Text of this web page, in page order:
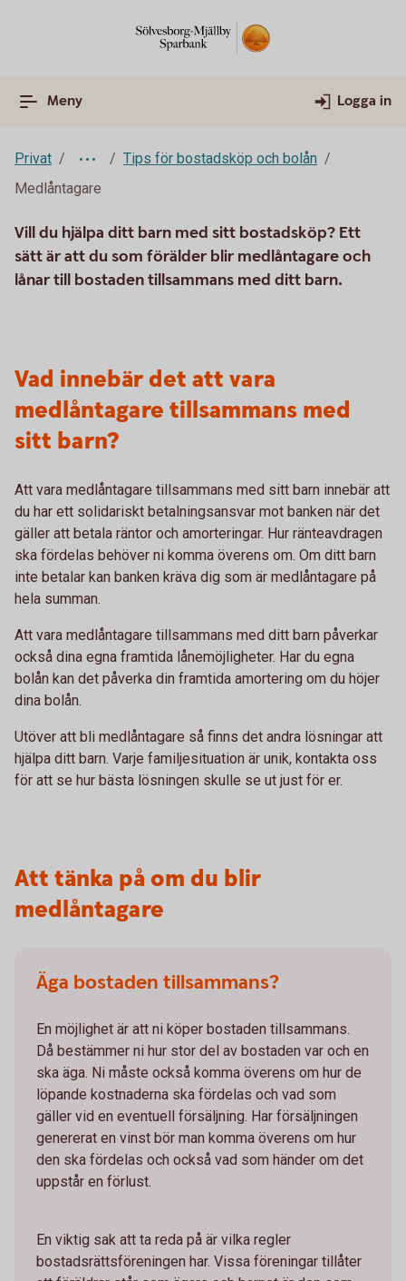
Meny Logga in
Privat
Tips för bostadsköp och bolån
Medlåntagare
Vill du hjälpa ditt barn med sitt bostadsköp? Ett
sätt är att du som förälder blir medlåntagare och
lånar till bostaden tillsammans med ditt barn.
Vad innebär det att vara
medlåntagare tillsammans med
sitt barn?
Att vara medlåntagare tillsammans med sitt barn innebär att
du har ett solidariskt betalningsansvar mot banken när det
gäller att betala räntor och amorteringar. Hur ränteavdragen
ska fördelas behöver ni komma överens om. Om ditt barn
inte betalar kan banken kräva dig som är medlåntagare på
hela summan.
Att vara medlåntagare tillsammans med ditt barn påverkar
också dina egna framtida lånemöjligheter. Har du egna
bolån kan det påverka din framtida amortering om du höjer
dina bolån.
Utöver att bli medlåntagare så finns det andra lösningar att
hjälpa ditt barn. Varje familjesituation är unik, kontakta oss
för att se hur bästa lösningen skulle se ut just för er.
Att tänka på om du blir
medlåntagare
Äga bostaden tillsammans?
En möjlighet är att ni köper bostaden tillsammans.
Då bestämmer ni hur stor del av bostaden var och en
ska äga. Ni måste också komma överens om hur de
löpande kostnaderna ska fördelas och vad som
gäller vid en eventuell försäljning. Har försäljningen
genererat en vinst bör man komma överens om hur
den ska fördelas och också vad som händer om det
uppstår en förlust.
En viktig sak att ta reda på är vilka regler
bostadsrättsföreningen har. Vissa föreningar tillåter